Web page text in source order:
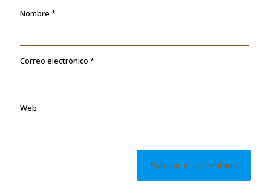
Nombre *
Correo electrónico *
Web